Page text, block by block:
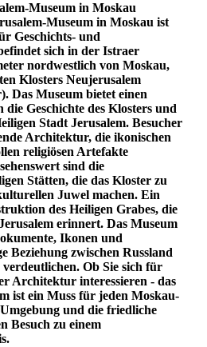
Museum in Moskau
Museum in Moskau ist
Geschichts- und
sich in der Istraer
nordwestlich von Moskau,
Klosters Neujerusalem
Das Museum bietet einen
Geschichte des Klosters und
Stadt Jerusalem. Besucher
Architektur, die ikonischen
religiösen Artefakte
sind die
Stätten, die das Kloster zu
Juwel machen. Ein
des Heiligen Grabes, die
erinnert. Das Museum
Ikonen und
Beziehung zwischen Russland
Ob Sie sich für
Architektur interessieren - das
ist ein Muss für jeden Moskau-
und die friedliche
Besuch zu einem